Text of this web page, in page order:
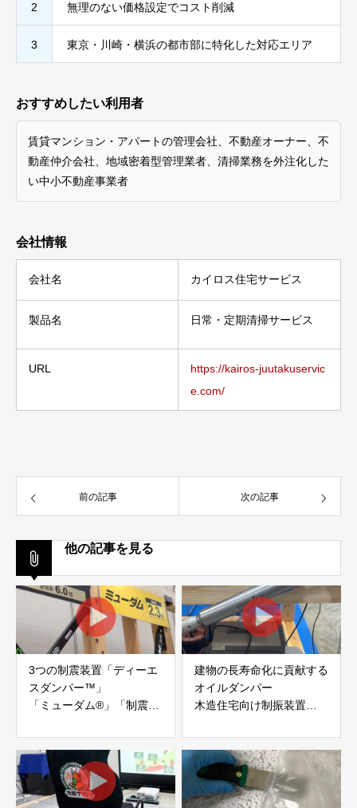
2 無理のない価格設定でコスト削減
3 東京・川崎・横浜の都市部に特化した対応エリア
おすすめしたい利用者
賃貸マンション・アパートの管理会社、不動産オーナー、不
動産仲介会社、地域密着型管理業者、清掃業務を外注化した
い中小不動産事業者
会社情報
会社名 カイロス住宅サービス
製品名 日常・定期清掃サービス
URL
https://kairos-juutakuservic
e.com/
前の記事 次の記事
他の記事を見る
3つの制震装置「ディーエ
スダンパー™」
「ミューダム®」「制震テ
アイディールブレーン株式
会社
建物の長寿命化に貢献する
オイルダンパー
木造住宅向け制振装置
株式会社evoltz